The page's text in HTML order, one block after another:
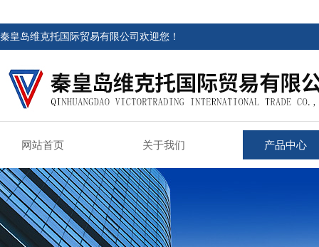
秦皇岛维克托国际贸易有限公司欢迎您！
网站首页 关于我们 产品中心